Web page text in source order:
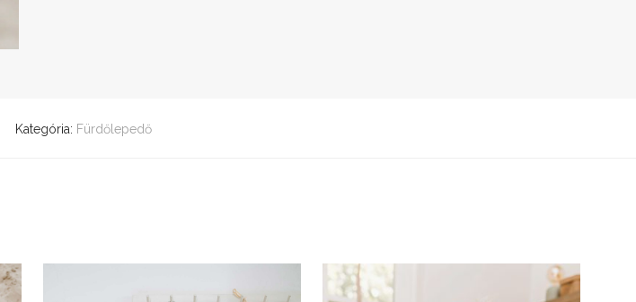
Kategória: Fürdőlepedő